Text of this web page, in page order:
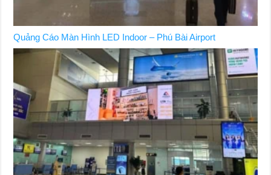
Quảng Cáo Màn Hình LED Indoor – Phú Bài Airport